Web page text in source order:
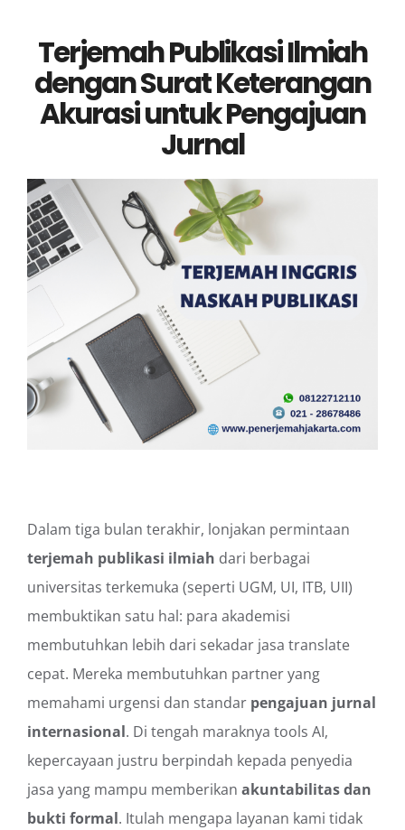
Terjemah Publikasi Ilmiah
dengan Surat Keterangan
Akurasi untuk Pengajuan
Jurnal
Dalam tiga bulan terakhir, lonjakan permintaan
terjemah publikasi ilmiah dari berbagai
universitas terkemuka (seperti UGM, UI, ITB, UII)
membuktikan satu hal: para akademisi
membutuhkan lebih dari sekadar jasa translate
cepat. Mereka membutuhkan partner yang
memahami urgensi dan standar pengajuan jurnal
internasional. Di tengah maraknya tools AI,
kepercayaan justru berpindah kepada penyedia
jasa yang mampu memberikan akuntabilitas dan
bukti formal. Itulah mengapa layanan kami tidak